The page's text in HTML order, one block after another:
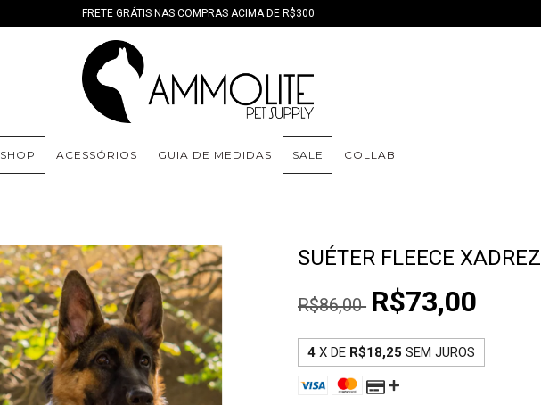
FRETE GRÁTIS NAS COMPRAS ACIMA DE R$300
SHOP ACESSÓRIOS GUIA DE MEDIDAS SALE COLLAB
SUÉTER FLEECE XADREZ
R$86,00 R$73,00
4 X DE R$18,25 SEM JUROS